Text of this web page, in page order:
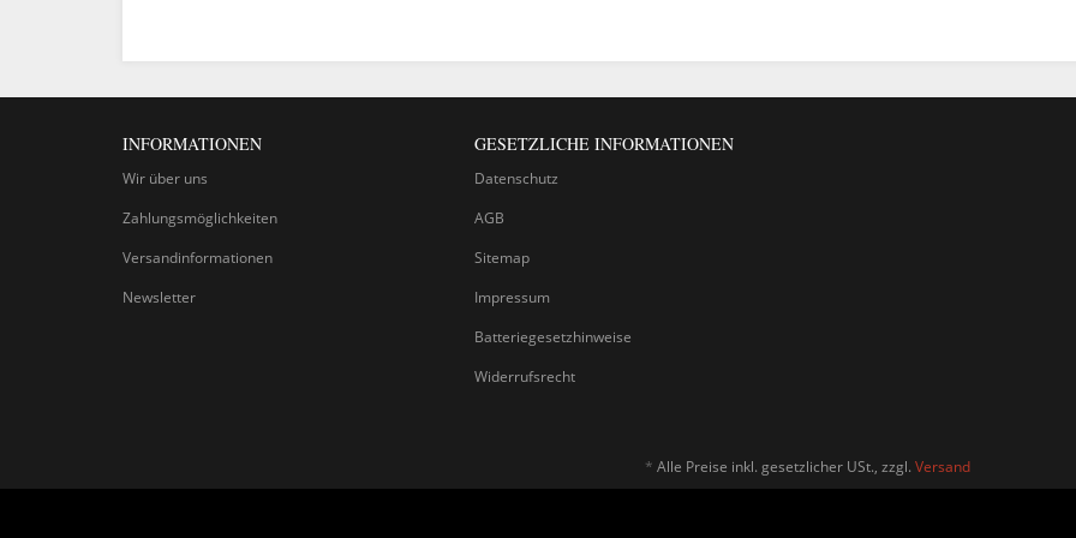
INFORMATIONEN
Wir über uns
Zahlungsmöglichkeiten
Versandinformationen
Newsletter
GESETZLICHE INFORMATIONEN
Datenschutz
AGB
Sitemap
Impressum
Batteriegesetzhinweise
Widerrufsrecht
* Alle Preise inkl. gesetzlicher USt., zzgl. Versand